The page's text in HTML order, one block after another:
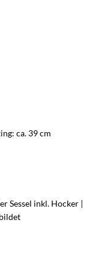
ca. 39 cm
Sessel inkl. Hocker |